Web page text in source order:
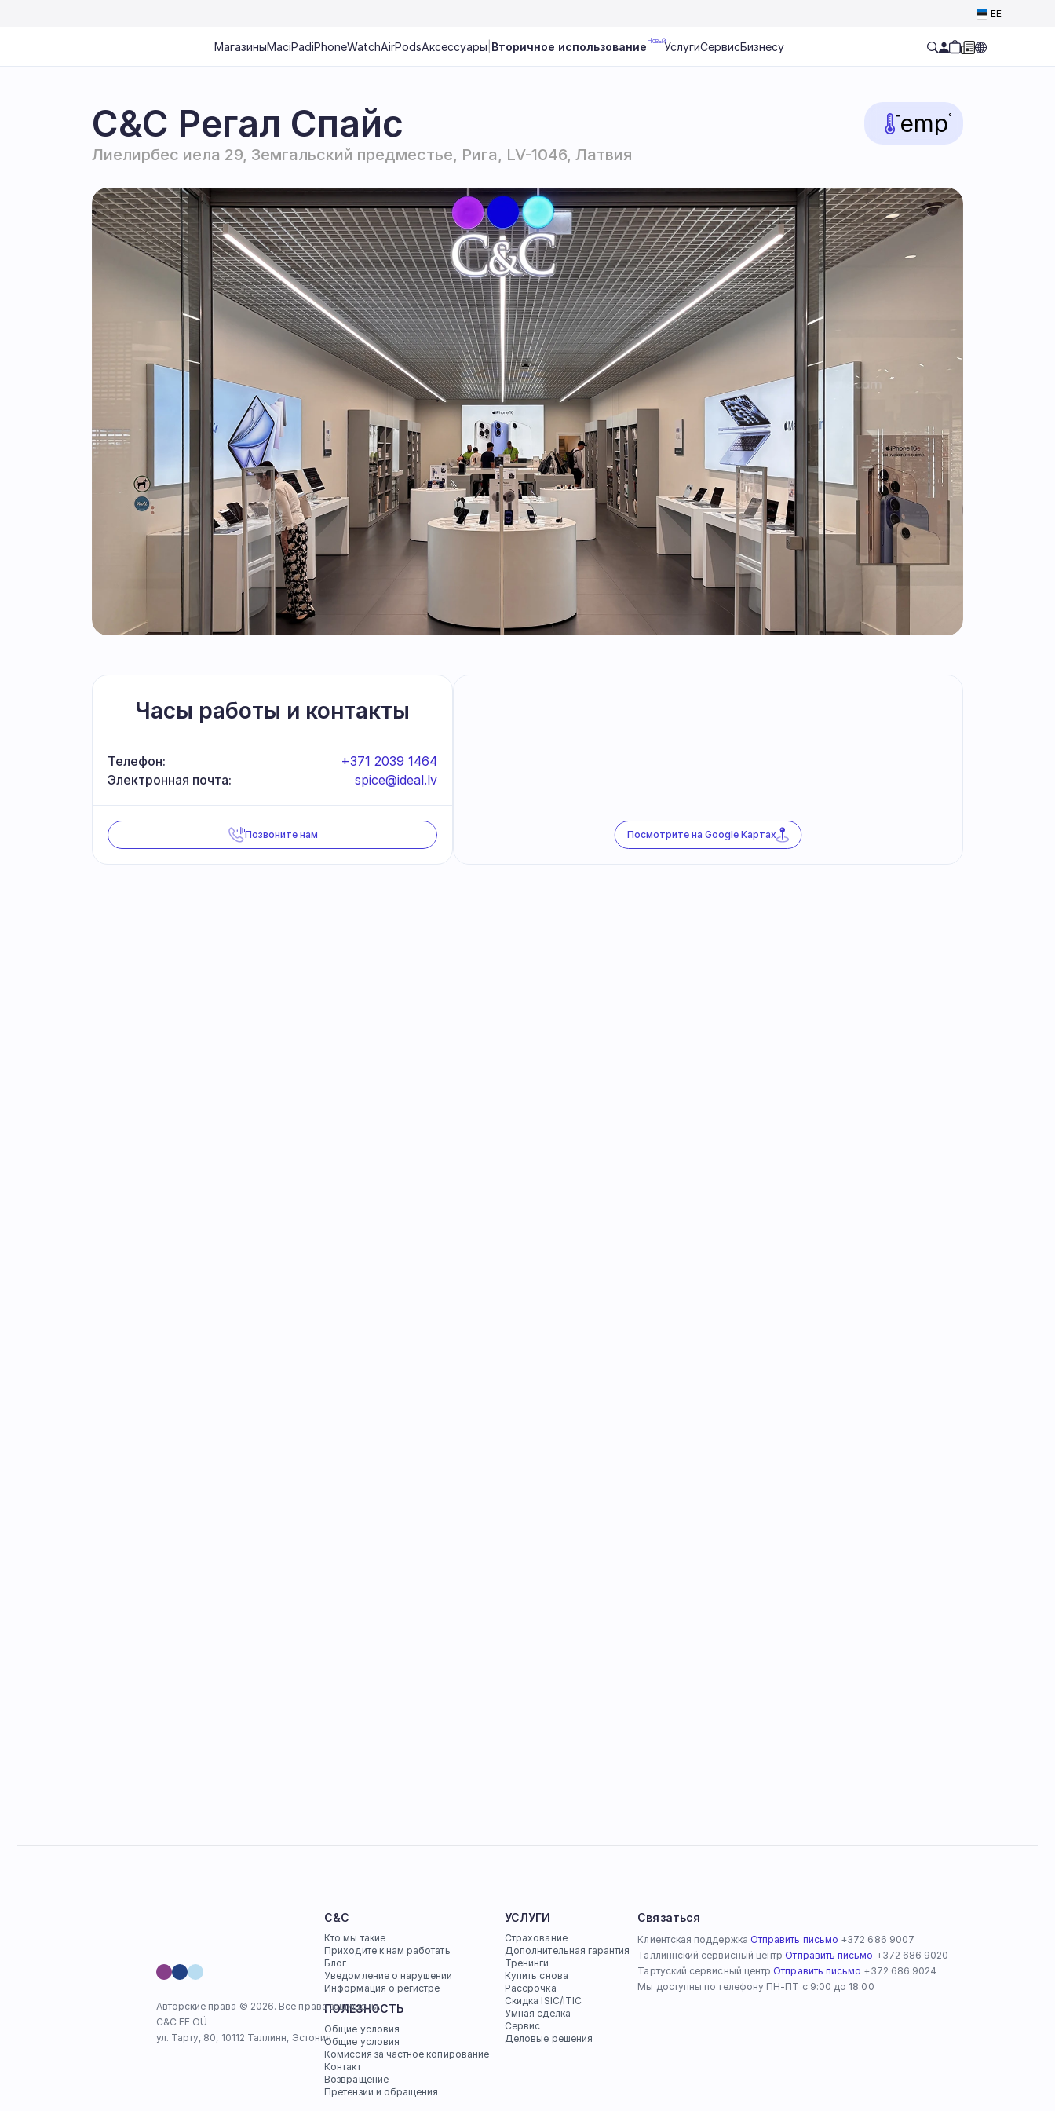
C&C Регал Спайс
Лиелирбес иела 29, Земгальский предместье, Рига, LV-1046, Латвия
Temp°C
Часы работы и контакты
Телефон:
+371 2039 1464
Электронная почта:
spice@ideal.lv
Позвоните нам Посмотрите на Google Картах
МагазиныMaciPadiPhoneWatchAirPodsАксессуары Вторичное использование НовыйУслугиСервисБизнесу
EE
Select Language
C&C
Кто мы такие
Приходите к нам работать
Блог
Уведомление о нарушении
Информация о регистре
ПОЛЕЗНОСТЬ
Общие условия
Общие условия
Комиссия за частное копирование
Контакт
Возвращение
Претензии и обращения
УСЛУГИ
Страхование
Дополнительная гарантия
Тренинги
Купить снова
Рассрочка
Скидка ISIC/ITIC
Умная сделка
Сервис
Деловые решения
Связаться
Клиентская поддержка Отправить письмо +372 686 9007
Таллиннский сервисный центр Отправить письмо +372 686 9020
Тартуский сервисный центр Отправить письмо +372 686 9024
Мы доступны по телефону ПН-ПТ с 9:00 до 18:00
Авторские права © 2026. Все права защищены.
C&C EE OÜ
ул. Тарту, 80, 10112 Таллинн, Эстония